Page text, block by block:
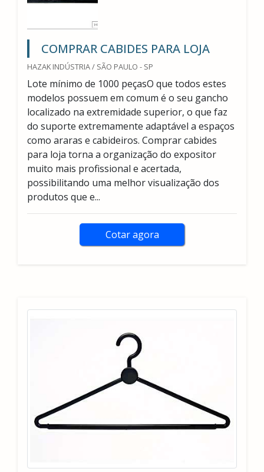
COMPRAR CABIDES PARA LOJA
HAZAK INDÚSTRIA / SÃO PAULO - SP
Lote mínimo de 1000 peçasO que todos estes
modelos possuem em comum é o seu gancho
localizado na extremidade superior, o que faz
do suporte extremamente adaptável a espaços
como araras e cabideiros. Comprar cabides
para loja torna a organização do expositor
muito mais profissional e acertada,
possibilitando uma melhor visualização dos
produtos que e...
Cotar agora